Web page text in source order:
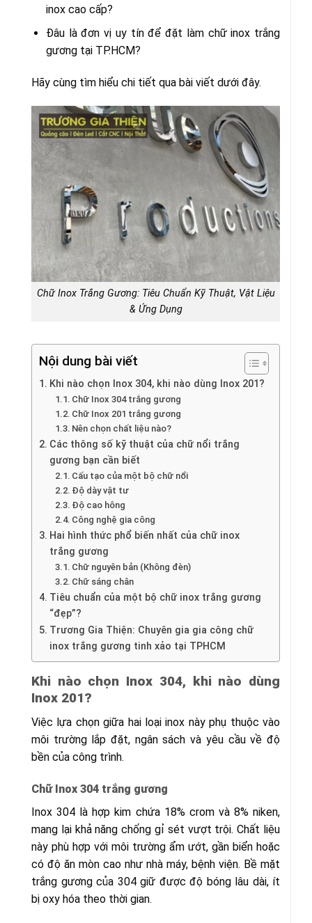
inox cao cấp?
Đâu là đơn vị uy tín để đặt làm chữ inox trắng
gương tại TP.HCM?
Hãy cùng tìm hiểu chi tiết qua bài viết dưới đây.
Chữ Inox Trắng Gương: Tiêu Chuẩn Kỹ Thuật, Vật Liệu
& Ứng Dụng
Nội dung bài viết
Khi nào chọn Inox 304, khi nào dùng Inox 201?
Chữ Inox 304 trắng gương
Chữ Inox 201 trắng gương
Nên chọn chất liệu nào?
Các thông số kỹ thuật của chữ nổi trắng
gương bạn cần biết
Cấu tạo của một bộ chữ nổi
Độ dày vật tư
Độ cao hông
Công nghệ gia công
Hai hình thức phổ biến nhất của chữ inox
trắng gương
Chữ nguyên bản (Không đèn)
Chữ sáng chân
Tiêu chuẩn của một bộ chữ inox trắng gương
“đẹp”?
Trương Gia Thiện: Chuyên gia gia công chữ
inox trắng gương tinh xảo tại TPHCM
Khi nào chọn Inox 304, khi nào dùng
Inox 201?
Việc lựa chọn giữa hai loại inox này phụ thuộc vào
môi trường lắp đặt, ngân sách và yêu cầu về độ
bền của công trình.
Chữ Inox 304 trắng gương
Inox 304 là hợp kim chứa 18% crom và 8% niken,
mang lại khả năng chống gỉ sét vượt trội. Chất liệu
này phù hợp với môi trường ẩm ướt, gần biển hoặc
có độ ăn mòn cao như nhà máy, bệnh viện. Bề mặt
trắng gương của 304 giữ được độ bóng lâu dài, ít
bị oxy hóa theo thời gian.